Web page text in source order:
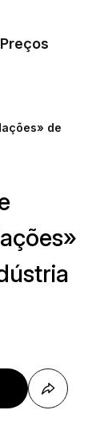
Preços
de